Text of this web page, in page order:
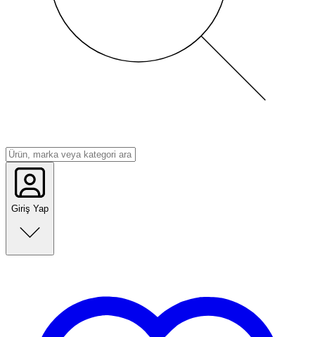
Giriş Yap